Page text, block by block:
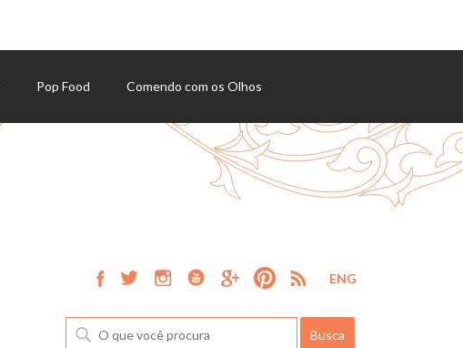
Pop Food Comendo com os Olhos
ENG